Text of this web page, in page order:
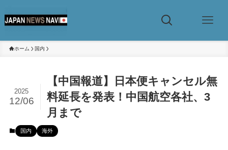
ホーム 国内
【中国報道】日本便キャンセル無
料延長を発表！中国航空各社、3
月まで
2025
12/06
国内 海外